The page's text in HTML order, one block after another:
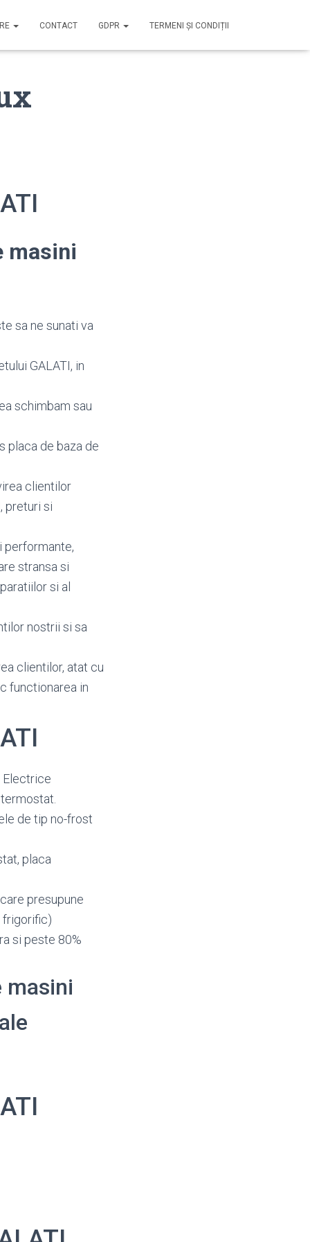
CONTACT GDPR TERMENI ȘI CONDIȚII
masini
sa ne sunati va
GALATI, in
schimbam sau
placa de baza de
clientilor
, preturi si
performante,
stransa si
si al
nostrii si sa
clientilor, atat cu
functionarea in
Electrice
de tip no-frost
placa
presupune
frigorific)
si peste 80%
masini